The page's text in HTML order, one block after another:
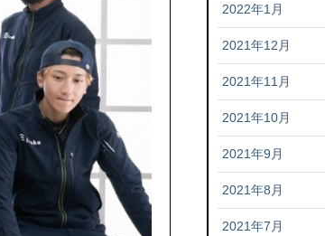
2022年1月
2021年12月
2021年11月
2021年10月
2021年9月
2021年8月
2021年7月